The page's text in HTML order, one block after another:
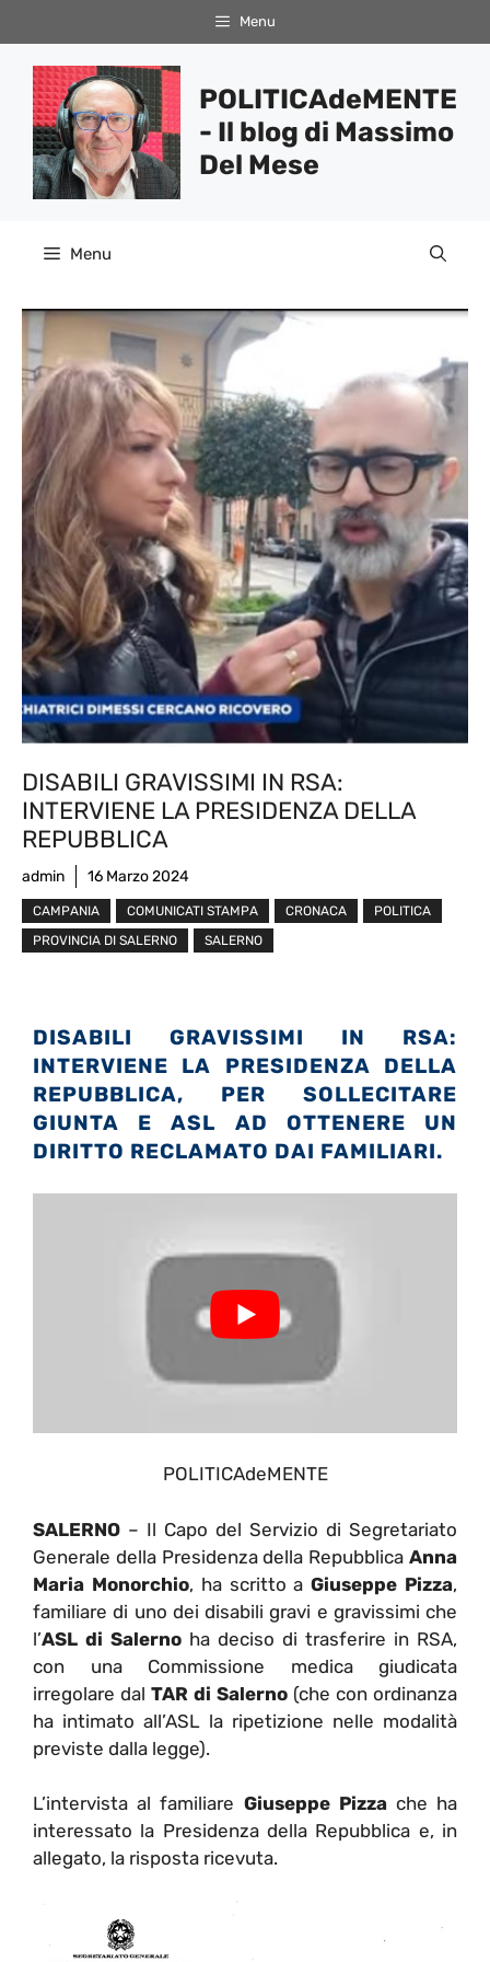
al
contenuto
Menu
POLITICAdeMENTE
- Il blog di Massimo
Del Mese
Menu
DISABILI GRAVISSIMI IN RSA:
INTERVIENE LA PRESIDENZA DELLA
REPUBBLICA
admin 16 Marzo 2024
CAMPANIA COMUNICATI STAMPA CRONACA
POLITICA
PROVINCIA DI SALERNO
SALERNO
DISABILI GRAVISSIMI IN RSA:
INTERVIENE LA PRESIDENZA DELLA
REPUBBLICA, PER SOLLECITARE
GIUNTA E ASL AD OTTENERE UN
DIRITTO RECLAMATO DAI FAMILIARI.
POLITICAdeMENTE
SALERNO – Il Capo del Servizio di Segretariato
Generale della Presidenza della Repubblica Anna
Maria Monorchio, ha scritto aGiuseppe Pizza,
familiare di uno dei disabili gravi e gravissimi che
l’ASL di Salerno ha deciso di trasferire in RSA,
con una Commissione medica giudicata
irregolare dal TAR di Salerno (che con ordinanza
ha intimato all’ASL la ripetizione nelle modalità
previste dalla legge).
L’intervista al familiare Giuseppe Pizzache ha
interessato la Presidenza della Repubblica e, in
allegato, la risposta ricevuta.